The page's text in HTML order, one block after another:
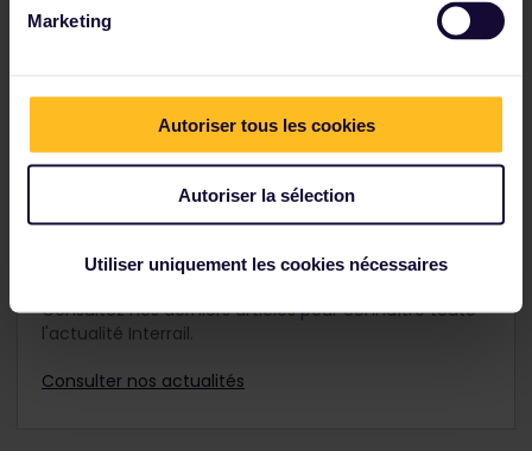
Marketing
Autoriser tous les cookies
Autoriser la sélection
Utiliser uniquement les cookies nécessaires
nouveaux talents désireux de rejoindre notre service
Voir les postes à pourvoir
Actus
Consultez nos derniers articles pour connaître toute
l'actualité Interrail.
Consulter nos actualités